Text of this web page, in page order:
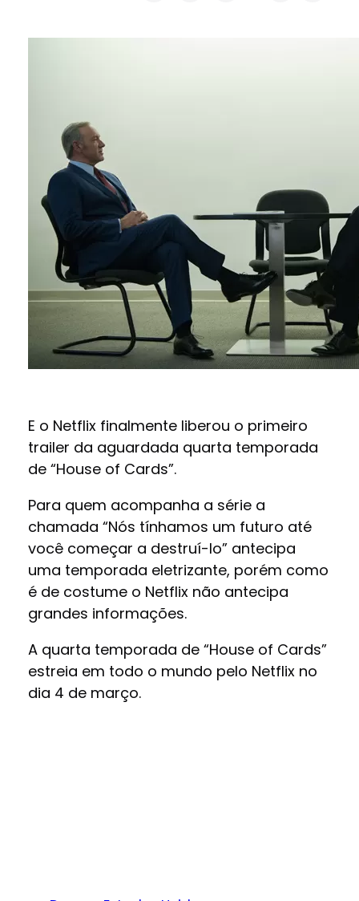
E o Netflix finalmente liberou o primeiro
trailer da aguardada quarta temporada
de “House of Cards”.
Para quem acompanha a série a
chamada “Nós tínhamos um futuro até
você começar a destruí-lo” antecipa
uma temporada eletrizante, porém como
é de costume o Netflix não antecipa
grandes informações.
A quarta temporada de “House of Cards”
estreia em todo o mundo pelo Netflix no
dia 4 de março.